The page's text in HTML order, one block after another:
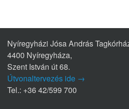
Nyíregyházi Jósa András
4400 Nyíregyháza,
Szent István út 68.
Útvonaltervezés ide →
Tel.: +36 42/599 700